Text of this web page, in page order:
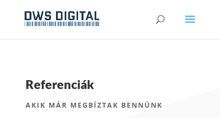
Referenciák
AKIK MÁR MEGBÍZTAK BENNÜNK